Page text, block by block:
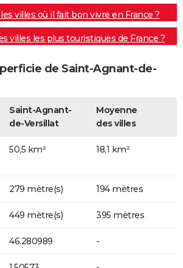
villes où il fait bon vivre en France ?
villes les plus touristiques de France ?
de Saint-Agnant-de-
Saint-Agnant-
de-Versillat
Moyenne
des villes
50,5 km² 18,1 km²
279 mètre(s) 194 mètres
449 mètre(s) 395 mètres
46.280989 -